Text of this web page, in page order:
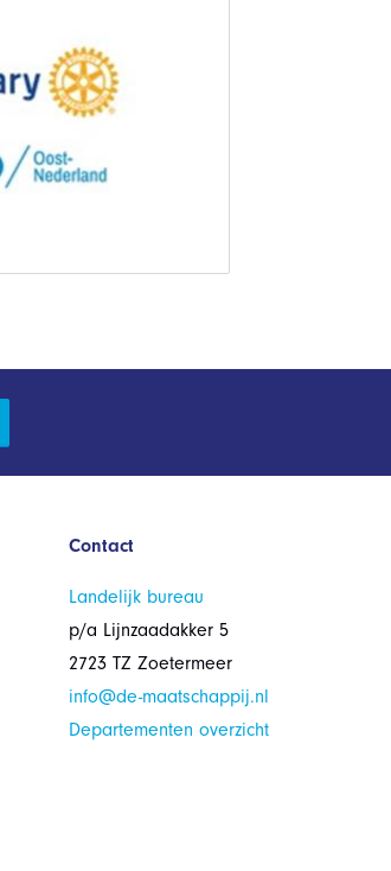
Contact
Landelijk bureau
p/a Lijnzaadakker 5
2723 TZ Zoetermeer
info@de-maatschappij.nl
Departementen overzicht